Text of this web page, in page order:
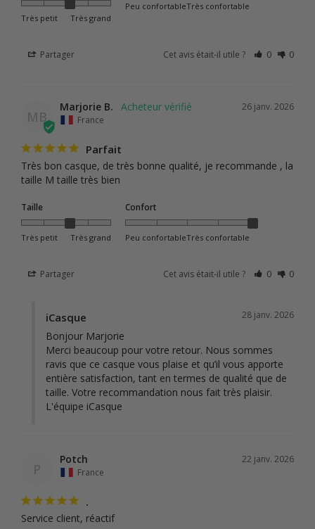
Très petit Très grand
Peu confortableTrès confortable
Partager Cet avis était-il utile ? 0 0
MB
26 janv. 2026
Marjorie B.
France
Parfait
Très bon casque, de très bonne qualité, je recommande , la
taille M taille très bien
Taille
Très petit Très grand
Confort
Peu confortableTrès confortable
Partager Cet avis était-il utile ? 0 0
28 janv. 2026
iCasque
Bonjour Marjorie
Merci beaucoup pour votre retour. Nous sommes
ravis que ce casque vous plaise et qu’il vous apporte
entière satisfaction, tant en termes de qualité que de
taille. Votre recommandation nous fait très plaisir.
L'équipe iCasque
P
22 janv. 2026
Potch
France
.
Service client, réactif